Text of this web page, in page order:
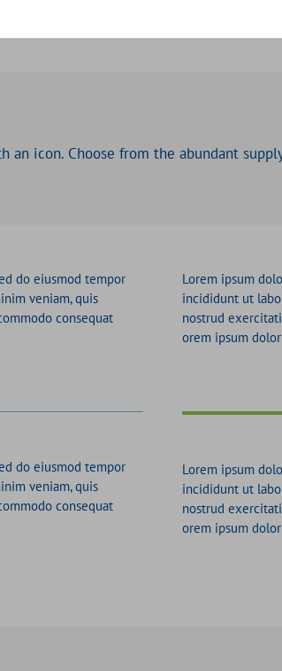
icon. Choose from the abundant
do eiusmod tempor
veniam, quis
consequat
do eiusmod tempor
veniam, quis
consequat
Lorem ipsum
incididunt ut
nostrud
orem ipsum
Lorem ipsum
incididunt ut
nostrud
orem ipsum